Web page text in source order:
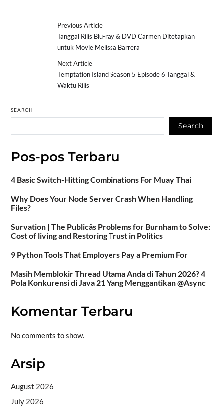
Previous Article
Tanggal Rilis Blu-ray & DVD Carmen Ditetapkan
untuk Movie Melissa Barrera
Next Article
Temptation Island Season 5 Episode 6 Tanggal &
Waktu Rilis
SEARCH
Search
Pos-pos Terbaru
4 Basic Switch-Hitting Combinations For Muay Thai
Why Does Your Node Server Crash When Handling
Files?
Survation | The Publicâs Problems for Burnham to Solve:
Cost of living and Restoring Trust in Politics
9 Python Tools That Employers Pay a Premium For
Masih Memblokir Thread Utama Anda di Tahun 2026? 4
Pola Konkurensi di Java 21 Yang Menggantikan @Async
Komentar Terbaru
No comments to show.
Arsip
August 2026
July 2026